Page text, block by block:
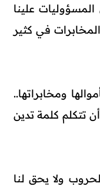
المسؤوليات علينا
في كثير
ومخابراتها..
تتكلم كلمة تدين
ولا يحق لنا